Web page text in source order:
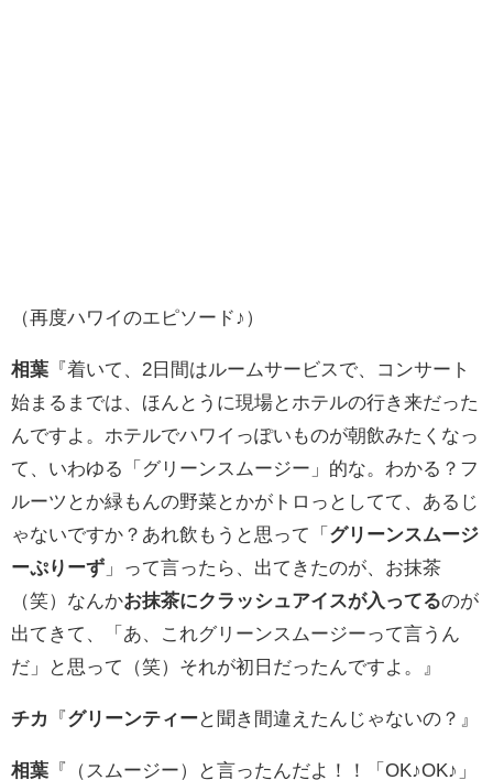
（再度ハワイのエピソード♪）
相葉 『着いて、2日間はルームサービスで、コンサート
始まるまでは、ほんとうに現場とホテルの行き来だった
んですよ。ホテルでハワイっぽいものが朝飲みたくなっ
て、いわゆる「グリーンスムージー」的な。わかる？フ
ルーツとか緑もんの野菜とかがトロっとしてて、あるじ
ゃないですか？あれ飲もうと思って「 グリーンスムージ
ーぷりーず 」って言ったら、出てきたのが、お抹茶
（笑）なんかお抹茶にクラッシュアイスが入ってるのが
出てきて、「あ、これグリーンスムージーって言うん
だ」と思って（笑）それが初日だったんですよ。』
チカ 『グリーンティーと聞き間違えたんじゃないの？』
相葉 『（スムージー）と言ったんだよ！！「OK♪OK♪」